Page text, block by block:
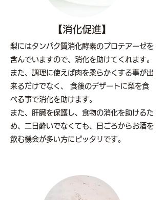
【消化促進】
梨にはタンパク質消化酵素のプロテアーゼを
含んでいますので、消化を助けてくれます。
また、調理に使えば肉を柔らかくする事が出
来るだけでなく、 食後のデザートに梨を食
べる事で消化を助けます。
また、肝臓を保護し、食物の消化を助けるた
め、二日酔いでなくても、日ごろからお酒を
飲む機会が多い方にピッタリです。